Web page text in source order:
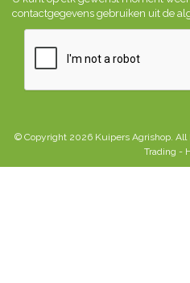
contactgegevens gebruiken uit de
© Copyright 2026 Kuipers Agrishop.
Trading -